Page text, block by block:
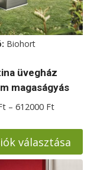
Biohort
üvegház
magaságyás
– 612000 Ft
612000 Ft
választása